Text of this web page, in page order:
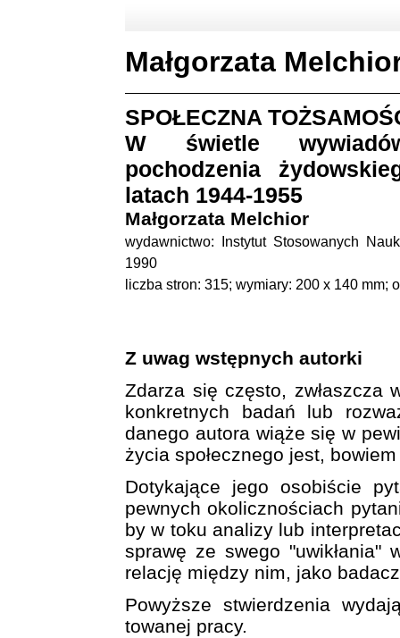
Małgorzata
SPOŁECZNA
W świetle
pochodzenia
latach 1944-1955
Małgorzata Melchior
wydawnictwo: Instytut Stosowanych
1990
liczba stron: 315; wymiary: 200 x 140 mm;
Z uwag wstępnych autorki
Zdarza się często, zwłaszcza
konkretnych badań lub
danego autora wiąże się w
życia społecznego jest,
Dotykające jego osobiście
pewnych okolicznościach
by w toku analizy lub
sprawę ze swego "uwikłania"
relację między nim, jako
Powyższe stwierdzenia
towanej pracy.